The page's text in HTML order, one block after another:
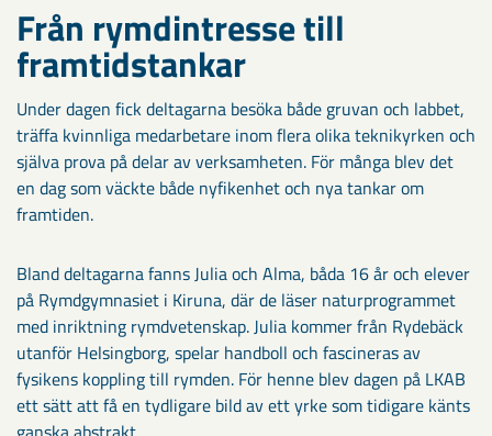
Från rymdintresse till
framtidstankar
Under dagen fick deltagarna besöka både gruvan och labbet,
träffa kvinnliga medarbetare inom flera olika teknikyrken och
själva prova på delar av verksamheten. För många blev det
en dag som väckte både nyfikenhet och nya tankar om
framtiden.
Bland deltagarna fanns Julia och Alma, båda 16 år och elever
på Rymdgymnasiet i Kiruna, där de läser naturprogrammet
med inriktning rymdvetenskap. Julia kommer från Rydebäck
utanför Helsingborg, spelar handboll och fascineras av
fysikens koppling till rymden. För henne blev dagen på LKAB
ett sätt att få en tydligare bild av ett yrke som tidigare känts